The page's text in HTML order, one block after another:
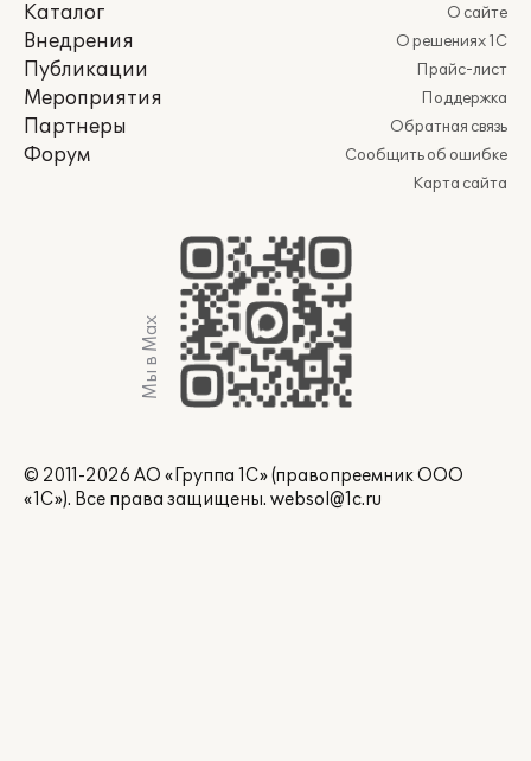
Каталог
Внедрения
Публикации
Мероприятия
Партнеры
Форум
О сайте
О решениях 1С
Прайс-лист
Поддержка
Обратная связь
Сообщить об ошибке
Карта сайта
Мы в Max
© 2011-2026 АО «Группа 1С» (правопреемник ООО
«1С»). Все права защищены. websol@1c.ru